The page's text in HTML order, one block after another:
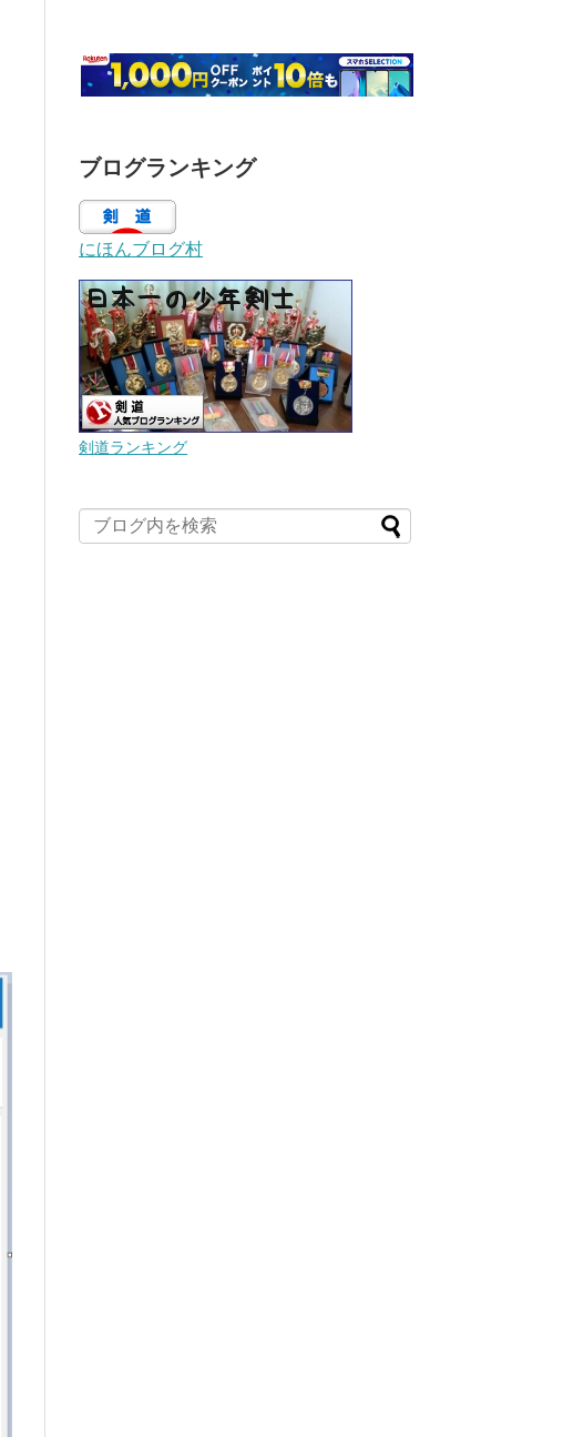
ブログランキング
にほんブログ村
剣道ランキング